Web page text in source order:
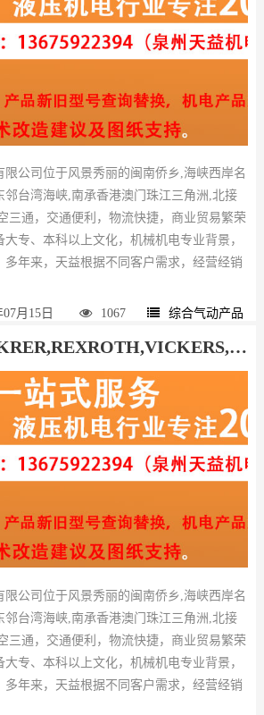
限公司位于风景秀丽的闽南侨乡,海峡西岸名
台湾海峡,南承香港澳门珠江三角洲,北接
三通，交通便利，物流快捷，商业贸易繁荣
专、本科以上文化，机械机电专业背景，
多年来，天益根据不同客户需求，经营经销
07月15日 1067 综合气动产品
液压气动产品厂家
限公司位于风景秀丽的闽南侨乡,海峡西岸名
台湾海峡,南承香港澳门珠江三角洲,北接
三通，交通便利，物流快捷，商业贸易繁荣
专、本科以上文化，机械机电专业背景，
多年来，天益根据不同客户需求，经营经销